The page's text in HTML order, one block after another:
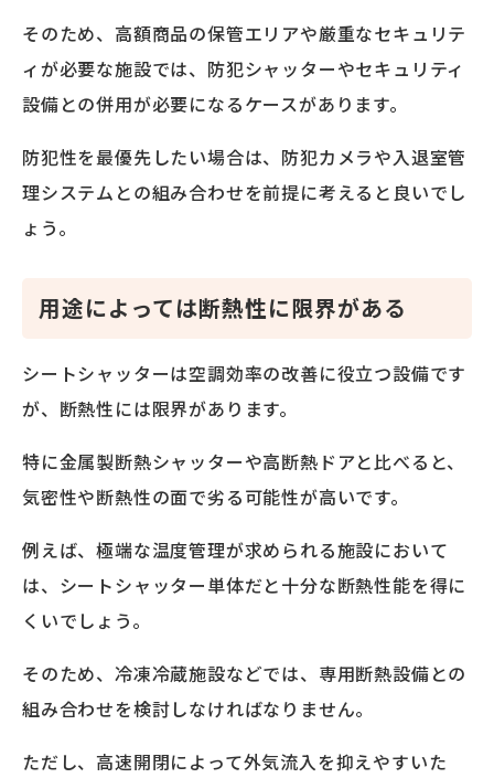
そのため、高額商品の保管エリアや厳重なセキュリテ
ィが必要な施設では、防犯シャッターやセキュリティ
設備との併用が必要になるケースがあります。
防犯性を最優先したい場合は、防犯カメラや入退室管
理システムとの組み合わせを前提に考えると良いでし
ょう。
用途によっては断熱性に限界がある
シートシャッターは空調効率の改善に役立つ設備です
が、断熱性には限界があります。
特に金属製断熱シャッターや高断熱ドアと比べると、
気密性や断熱性の面で劣る可能性が高いです。
例えば、極端な温度管理が求められる施設において
は、シートシャッター単体だと十分な断熱性能を得に
くいでしょう。
そのため、冷凍冷蔵施設などでは、専用断熱設備との
組み合わせを検討しなければなりません。
ただし、高速開閉によって外気流入を抑えやすいた